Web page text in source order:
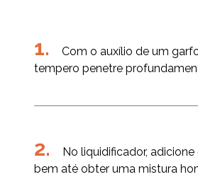
Com o auxílio de um
tempero penetre
No liquidificador,
bem até obter uma mistura